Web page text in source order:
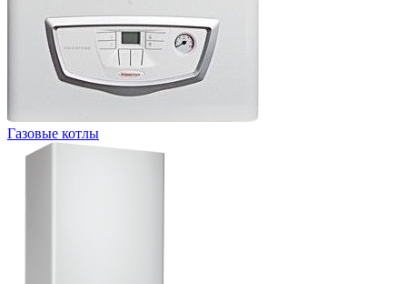
Газовые котлы